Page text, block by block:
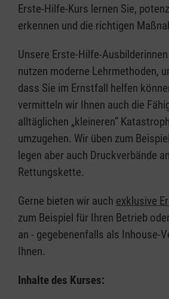
Erste-Hilfe-Kurs lernen Sie,
erkennen und die richtigen
Unsere Erste-Hilfe-
nutzen moderne Lehrmethoden,
dass Sie im Ernstfall helfen
vermitteln wir Ihnen auch die
alltäglichen „kleineren”
umzugehen. Wir üben zum
legen aber auch Druckverbände
Rettungskette.
Gerne bieten wir auch exklusive
zum Beispiel für Ihren Betrieb
an - gegebenenfalls als Inhouse-
Ihnen.
Inhalte des Kurses: